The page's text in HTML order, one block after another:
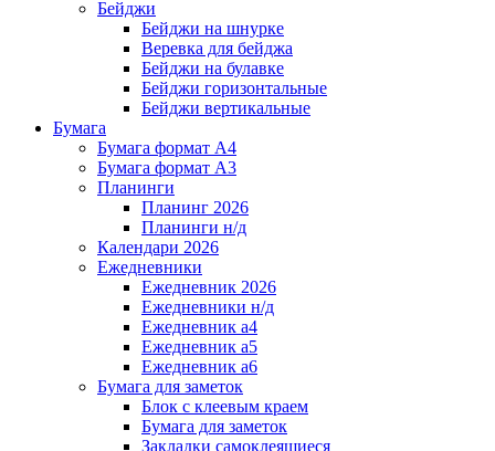
Бейджи
Бейджи на шнурке
Веревка для бейджа
Бейджи на булавке
Бейджи горизонтальные
Бейджи вертикальные
Бумага
Бумага формат А4
Бумага формат А3
Планинги
Планинг 2026
Планинги н/д
Календари 2026
Ежедневники
Ежедневник 2026
Ежедневники н/д
Ежедневник а4
Ежедневник а5
Ежедневник а6
Бумага для заметок
Блок с клеевым краем
Бумага для заметок
Закладки самоклеящиеся